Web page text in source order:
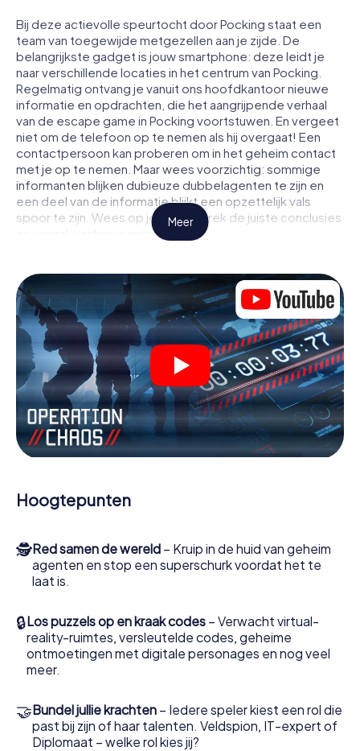
Bij deze actievolle speurtocht door Pocking staat een
team van toegewijde metgezellen aan je zijde. De
belangrijkste gadget is jouw smartphone: deze leidt je
naar verschillende locaties in het centrum van Pocking.
Regelmatig ontvang je vanuit ons hoofdkantoor nieuwe
informatie en opdrachten, die het aangrijpende verhaal
van de escape game in Pocking voortstuwen. En vergeet
niet om de telefoon op te nemen als hij overgaat! Een
contactpersoon kan proberen om in het geheim contact
met je op te nemen. Maar wees voorzichtig: sommige
informanten blijken dubieuze dubbelagenten te zijn en
een deel van de informatie blijkt een opzettelijk vals
spoor te zijn. Wees op je hoede, trek de juiste conclusies
en vooral: vertrouw niemand!
niet opgesloten in een kamer waaruit je jezelf binnen een
bepaald tijdvenster moet bevrijden. Met deze
speurtocht met een smartphone wordt heel Pocking jouw
speelveld! De technische voorwaarden voor jouw
avontuur in Pocking zijn een smartphone en toegang tot
het mobiel internet. Met één klik krijg jij toegang tot onze
app. Je hoeft niets te installeren om door interactieve
video's, lastige minigames of andere functies in de actie
te worden getrokken.
Werk samen als een team, onderschep vijandige
spionnen en lok de handlangers van de schurk naar je toe.
excelleren om de slechteriken te stoppen. In
tegenstelling tot James Bond en Co. zullen jouw daden
jezelf en jouw team in de hoogste score van Pocking en
krijg toegang tot jouw eigen fotogalerij. De escape game
van myCityHunt verandert Pocking in jouw eigen
wereld van spionage en geheime agenten en verander
Pocking in een escaperoom in de buitenlucht!
Meer
Hoogtepunten
🕵Red samen de wereld – Kruip in de huid van geheim
agenten en stop een superschurk voordat het te
laat is.
🔒Los puzzels op en kraak codes – Verwacht virtual-
reality-ruimtes, versleutelde codes, geheime
ontmoetingen met digitale personages en nog veel
meer.
🤝Bundel jullie krachten – Iedere speler kiest een rol die
past bij zijn of haar talenten. Veldspion, IT-expert of
Diplomaat – welke rol kies jij?